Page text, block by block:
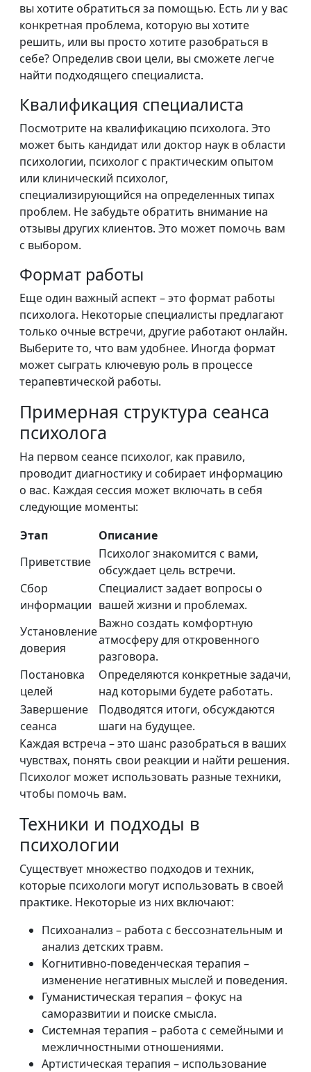
вы хотите обратиться за помощью. Есть ли у вас
конкретная проблема, которую вы хотите
решить, или вы просто хотите разобраться в
себе? Определив свои цели, вы сможете легче
найти подходящего специалиста.
Квалификация специалиста
Посмотрите на квалификацию психолога. Это
может быть кандидат или доктор наук в области
психологии, психолог с практическим опытом
или клинический психолог,
специализирующийся на определенных типах
проблем. Не забудьте обратить внимание на
отзывы других клиентов. Это может помочь вам
с выбором.
Формат работы
Еще один важный аспект – это формат работы
психолога. Некоторые специалисты предлагают
только очные встречи, другие работают онлайн.
Выберите то, что вам удобнее. Иногда формат
может сыграть ключевую роль в процессе
терапевтической работы.
Примерная структура сеанса
психолога
На первом сеансе психолог, как правило,
проводит диагностику и собирает информацию
о вас. Каждая сессия может включать в себя
следующие моменты:
Этап
Описание
Приветствие
Психолог знакомится с вами,
обсуждает цель встречи.
Сбор
информации
Специалист задает вопросы о
вашей жизни и проблемах.
Установление
доверия
Важно создать комфортную
атмосферу для откровенного
разговора.
Постановка
целей
Определяются конкретные задачи,
над которыми будете работать.
Завершение
сеанса
Подводятся итоги, обсуждаются
шаги на будущее.
Каждая встреча – это шанс разобраться в ваших
чувствах, понять свои реакции и найти решения.
Психолог может использовать разные техники,
чтобы помочь вам.
Техники и подходы в
психологии
Существует множество подходов и техник,
которые психологи могут использовать в своей
практике. Некоторые из них включают:
Психоанализ – работа с бессознательным и
анализ детских травм.
Когнитивно-поведенческая терапия –
изменение негативных мыслей и поведения.
Гуманистическая терапия – фокус на
саморазвитии и поиске смысла.
Системная терапия – работа с семейными и
межличностными отношениями.
Артистическая терапия – использование